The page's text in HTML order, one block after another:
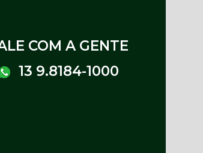
COM A GENTE
13 9.8184-1000